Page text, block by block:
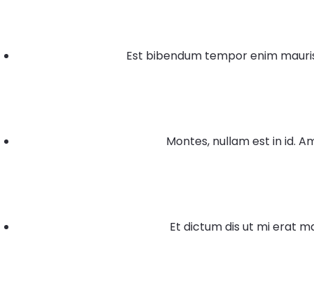
Est bibendum tempor enim
Montes, nullam est in id.
Et dictum dis ut mi erat